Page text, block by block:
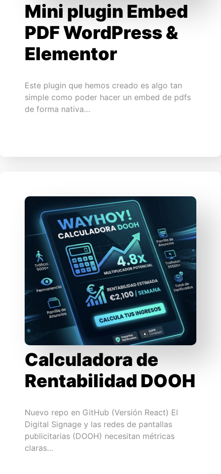
Mini plugin Embed
PDF WordPress &
Elementor
Este plugin que hemos creado es algo tan
simple como poder hacer un embed de pdfs
de forma nativa…
Calculadora de
Rentabilidad DOOH
Nuevo repo en GitHub (Versión React) El
Digital Signage y las redes de pantallas
publicitarias (DOOH) necesitan métricas
claras…